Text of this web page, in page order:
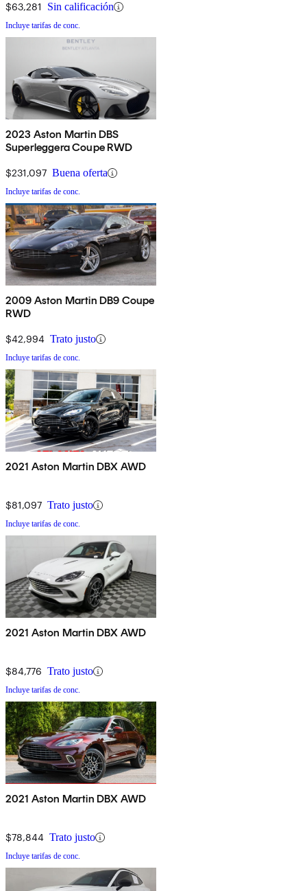
$63,281 Sin calificación
Incluye tarifas de conc.
2023 Aston Martin DBS
Superleggera Coupe RWD
$231,097 Buena oferta
Incluye tarifas de conc.
2009 Aston Martin DB9 Coupe
RWD
$42,994 Trato justo
Incluye tarifas de conc.
2021 Aston Martin DBX AWD
$81,097 Trato justo
Incluye tarifas de conc.
2021 Aston Martin DBX AWD
$84,776 Trato justo
Incluye tarifas de conc.
2021 Aston Martin DBX AWD
$78,844 Trato justo
Incluye tarifas de conc.